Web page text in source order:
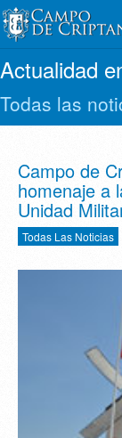
Actualidad
Todas las
Campo de
homenaje a
Unidad
Todas Las Noticias